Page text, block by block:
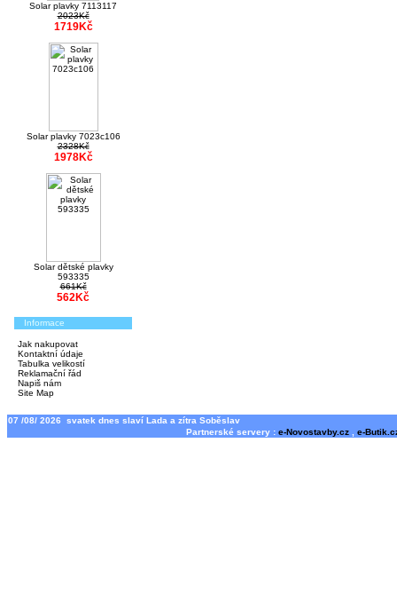
Solar plavky 7113117
2023Kč
1719Kč
Solar plavky 7023c106
2328Kč
1978Kč
Solar dětské plavky
593335
661Kč
562Kč
Informace
Jak nakupovat
Kontaktní údaje
Tabulka velikostí
Reklamační řád
Napiš nám
Site Map
07 /08/ 2026 svatek dnes slaví Lada a zítra Soběslav
Partnerské servery : e-Novostavby.cz e-